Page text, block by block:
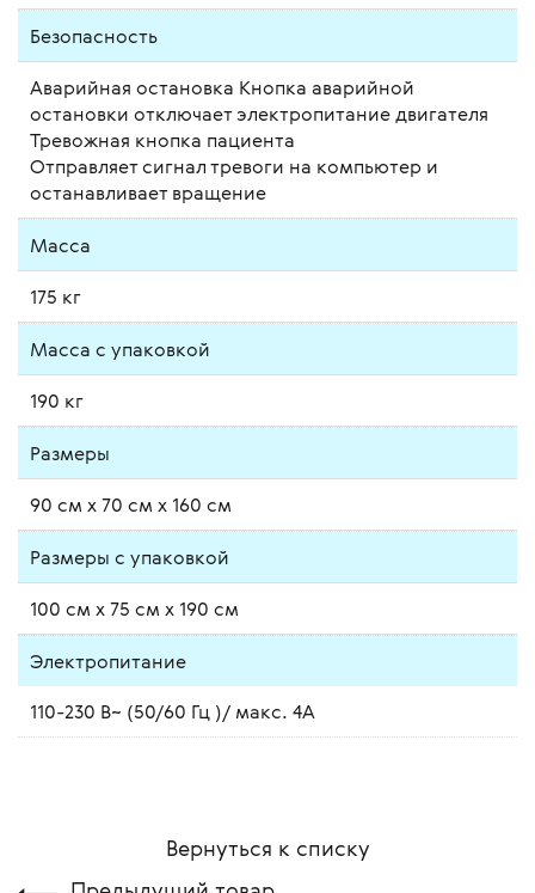
Безопасность
Аварийная остановка Кнопка аварийной
остановки отключает электропитание двигателя
Тревожная кнопка пациента
Отправляет сигнал тревоги на компьютер и
останавливает вращение
Масса
175 кг
Масса с упаковкой
190 кг
Размеры
90 см x 70 см x 160 см
Размеры с упаковкой
100 см x 75 см x 190 см
Электропитание
110-230 В~ (50/60 Гц )/ макс. 4A
Вернуться к списку